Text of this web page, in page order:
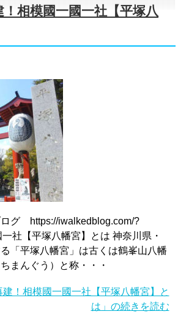
！相模國一國一社【平塚八
グ https://iwalkedblog.com/?
社【平塚八幡宮】とは 神奈川県・
「平塚八幡宮」は古くは鶴峯山八幡
まんぐう）と称・・・
建！相模國一國一社【平塚八幡宮】と
は」の続きを読む